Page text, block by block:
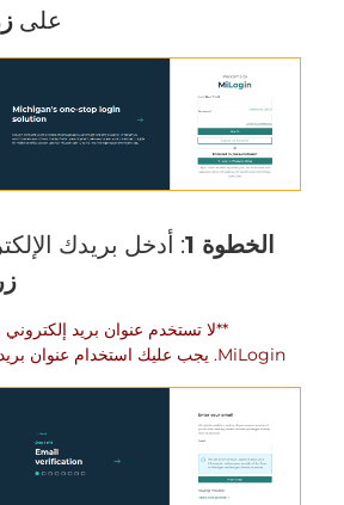
على
الخطوة 1 : أدخل بريدك
**لا تستخدم عنوان بريد
MiLogin. يجب عليك استخدام عنوان بريد إلكتروني خاص بك.**